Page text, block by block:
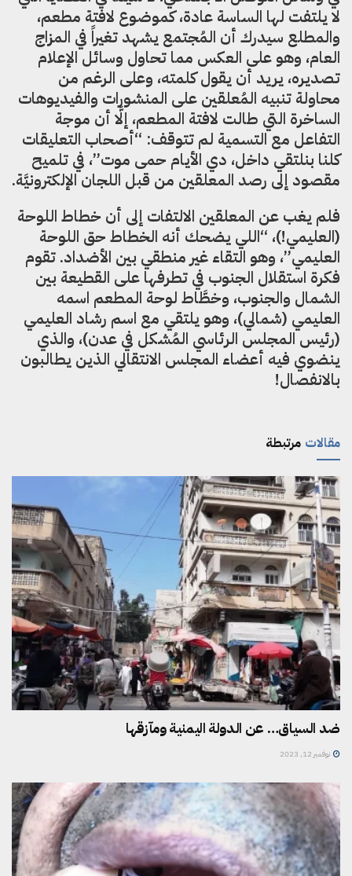
لا يلتفت لها الساسة عادة، كموضوع لافتة مطعم،
والمطلع سيدرك أن المُجتمع يشهد تغيراً في المزاج
العام، وهو على العكس مما تحاول وسائل الإعلام
تصديره، يريد أن يقول كلمته، وعلى الرغم من
محاولة تنبيه المُعلقين على المنشورات والفيديوهات
الساخرة التي طالت لافتة المطعم، إلَّا أن موجة
التفاعل مع التسمية لم تتوقف: “أصحاب التعليقات
كلنا بنلتقي داخل، دي الأيام حمى موت”، في تلميح
مقصود إلى رصد المعلقين من قبل اللجان الإلكترونيَّة.
فلم يغب عن المعلقين الالتفات إلى أن خطاط اللوحة
(العليمي!)، “اللي يضحك أنه الخطاط حق اللوحة
العليمي”، وهو التقاء غير منطقي بين الأضداد. تقوم
فكرة استقلال الجنوب في تطرفها على القطيعة بين
الشمال والجنوب، وخطَّاط لوحة المطعم اسمه
العليمي (شمالي)، وهو يلتقي مع اسم رشاد العليمي
(رئيس المجلس الرئاسي المُشكل في عدن)، والذي
ينضوي فيه أعضاء المجلس الانتقالي الذين يطالبون
بالانفصال!
مرتبطة مقالات
ضد السياق… عن الدولة اليمنية ومآزقها
نوفمبر 12, 2023